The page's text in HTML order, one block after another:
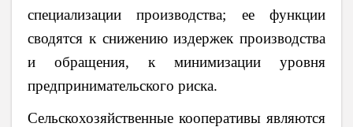
специализации производства; ее функции
сводятся к снижению издержек производства
и обращения, к минимизации уровня
предпринимательского риска.
Сельскохозяйственные кооперативы являются